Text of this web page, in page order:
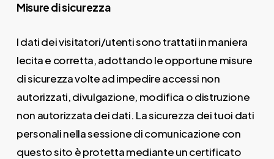
Misure di sicurezza
I dati dei visitatori/utenti sono trattati in maniera
lecita e corretta, adottando le opportune misure
di sicurezza volte ad impedire accessi non
autorizzati, divulgazione, modifica o distruzione
non autorizzata dei dati. La sicurezza dei tuoi dati
personali nella sessione di comunicazione con
questo sito è protetta mediante un certificato